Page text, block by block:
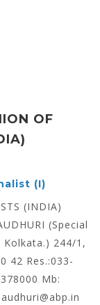
OF
(I)
(INDIA)
(Special
244/1,
42 Res.:033-
Mb: